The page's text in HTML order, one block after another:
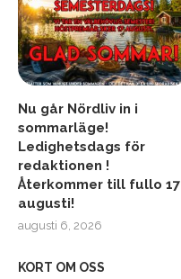
Nu går Nördliv in i
sommarläge!
Ledighetsdags för
redaktionen !
Återkommer till fullo 17
augusti!
augusti 6, 2026
KORT OM OSS